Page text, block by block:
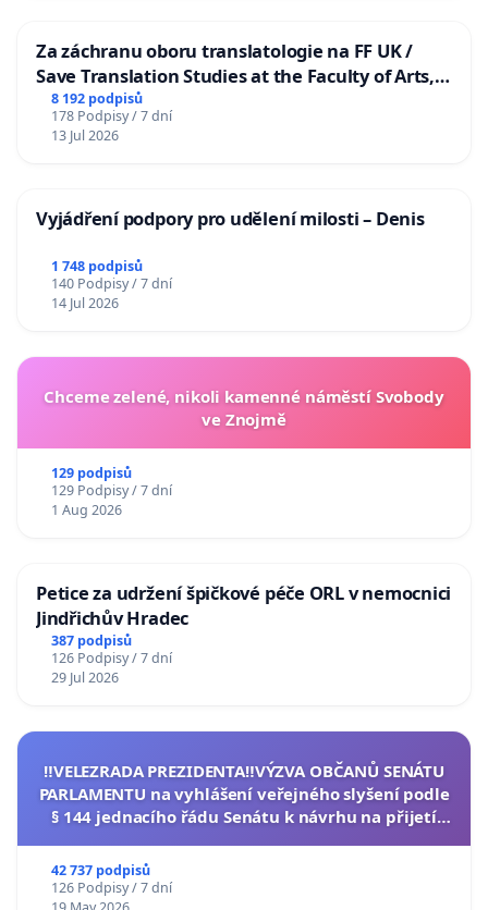
Za záchranu oboru translatologie na FF UK /
Save Translation Studies at the Faculty of Arts,
Charles University
8 192 podpisů
178 Podpisy / 7 dní
13 Jul 2026
Vyjádření podpory pro udělení milosti – Denis
1 748 podpisů
140 Podpisy / 7 dní
14 Jul 2026
Chceme zelené, nikoli kamenné náměstí Svobody
ve Znojmě
129 podpisů
129 Podpisy / 7 dní
1 Aug 2026
Petice za udržení špičkové péče ORL v nemocnici
Jindřichův Hradec
387 podpisů
126 Podpisy / 7 dní
29 Jul 2026
‼️VELEZRADA PREZIDENTA‼️VÝZVA OBČANŮ SENÁTU
PARLAMENTU na vyhlášení veřejného slyšení podle
§ 144 jednacího řádu Senátu k návrhu na přijetí
42 737 podpisů
126 Podpisy / 7 dní